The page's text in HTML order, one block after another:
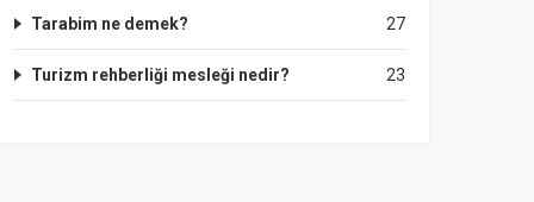
27
Tarabim ne demek?
23
Turizm rehberliği mesleği nedir?